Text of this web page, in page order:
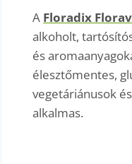
A Floradix
alkoholt,
és
élesztőmentes,
vegetáriánusok
alkalmas.